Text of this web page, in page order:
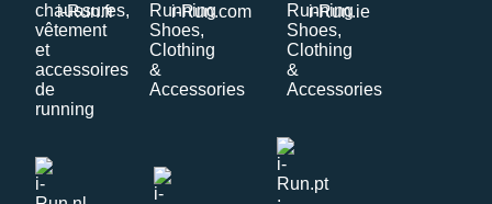
i-Run.fr i-Run.com i-Run.ie